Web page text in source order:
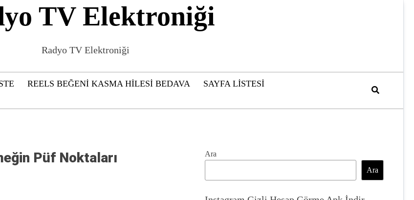
TV Elektroniği
Radyo TV Elektroniği
REELS BEĞENI KASMA HILESI BEDAVA
SAYFA LISTESI
Püf Noktaları
Ara
Ara